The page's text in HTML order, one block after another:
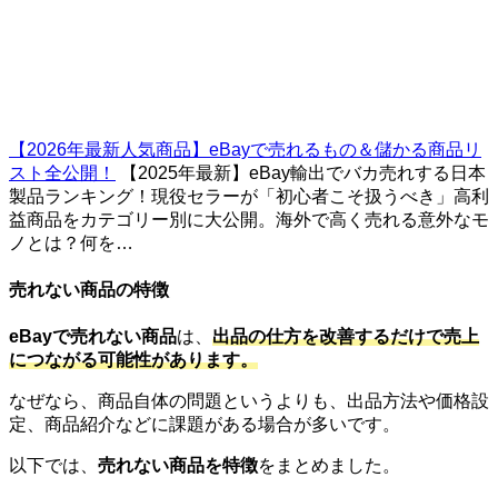
【2026年最新人気商品】eBayで売れるもの＆儲かる商品リ
スト全公開！
【2025年最新】eBay輸出でバカ売れする日本
製品ランキング！現役セラーが「初心者こそ扱うべき」高利
益商品をカテゴリー別に大公開。海外で高く売れる意外なモ
ノとは？何を…
売れない商品の特徴
eBayで売れない商品は、 出品の仕方を改善するだけで売上
につながる可能性があります。
なぜなら、商品自体の問題というよりも、出品方法や価格設
定、商品紹介などに課題がある場合が多いです。
以下では、 売れない商品を特徴をまとめました。